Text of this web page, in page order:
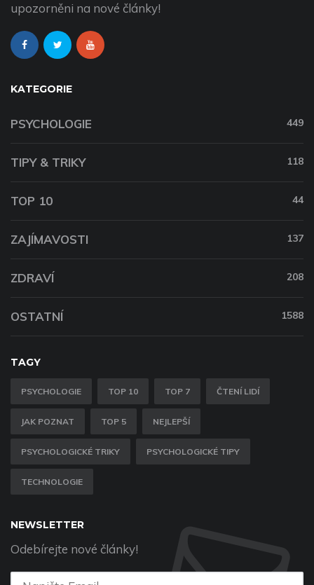
upozorněni na nové články!
KATEGORIE
PSYCHOLOGIE 449
TIPY & TRIKY 118
TOP 10 44
ZAJÍMAVOSTI 137
ZDRAVÍ 208
OSTATNÍ 1588
TAGY
PSYCHOLOGIE TOP 10 TOP 7 ČTENÍ LIDÍ
JAK POZNAT TOP 5 NEJLEPŠÍ
PSYCHOLOGICKÉ TRIKY PSYCHOLOGICKÉ TIPY
TECHNOLOGIE
NEWSLETTER
Odebírejte nové články!